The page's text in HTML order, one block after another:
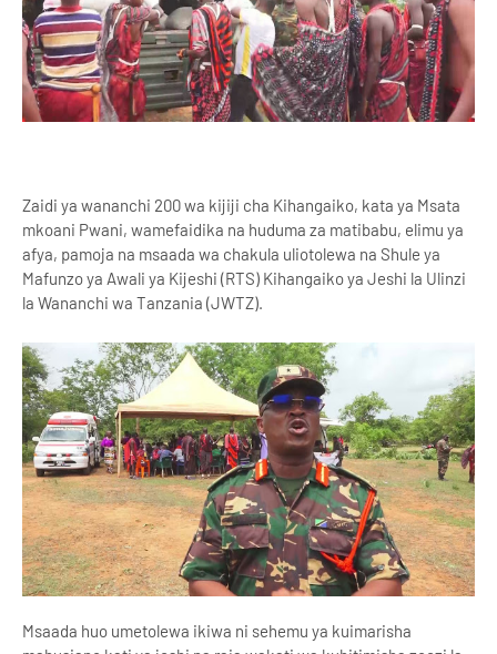
Zaidi ya wananchi 200 wa kijiji cha Kihangaiko, kata ya Msata
mkoani Pwani, wamefaidika na huduma za matibabu, elimu ya
afya, pamoja na msaada wa chakula uliotolewa na Shule ya
Mafunzo ya Awali ya Kijeshi (RTS) Kihangaiko ya Jeshi la Ulinzi
la Wananchi wa Tanzania (JWTZ).
Msaada huo umetolewa ikiwa ni sehemu ya kuimarisha